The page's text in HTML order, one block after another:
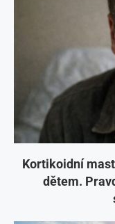
Kortikoidní
dětem.